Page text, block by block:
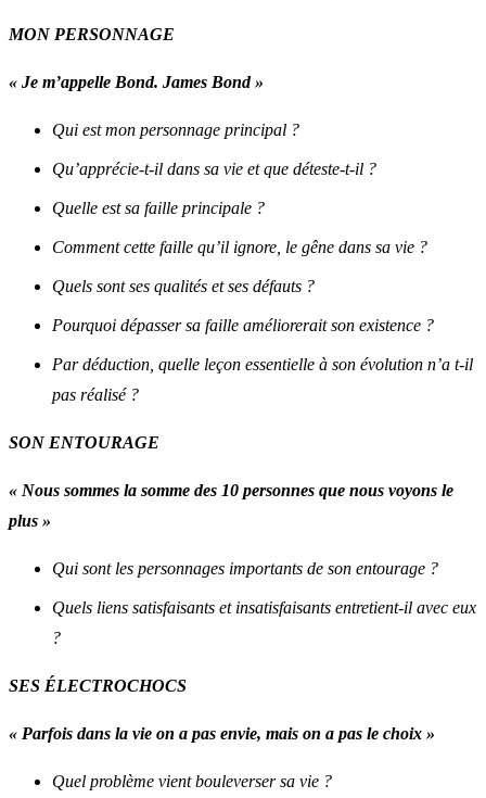
MON PERSONNAGE
« Je m’appelle Bond. James Bond »
Qui est mon personnage principal ?
Qu’apprécie-t-il dans sa vie et que déteste-t-il ?
Quelle est sa faille principale ?
Comment cette faille qu’il ignore, le gêne dans sa vie ?
Quels sont ses qualités et ses défauts ?
Pourquoi dépasser sa faille améliorerait son existence ?
Par déduction, quelle leçon essentielle à son évolution n’a t-il
pas réalisé ?
SON ENTOURAGE
« Nous sommes la somme des 10 personnes que nous voyons le
plus »
Qui sont les personnages importants de son entourage ?
Quels liens satisfaisants et insatisfaisants entretient-il avec eux
?
SES ÉLECTROCHOCS
« Parfois dans la vie on a pas envie, mais on a pas le choix »
Quel problème vient bouleverser sa vie ?